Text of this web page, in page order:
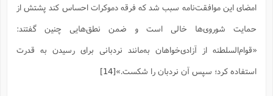
امضای این موافقت‌نامه سبب شد که فرقه دموکرات احساس کند پشتش از
حمایت شوروی‌ها خالی است و ضمن نطق‌هایی چنین گفتند:
«قوام‌السلطنه از آزادی‌خواهان به‌مانند نردبانی برای رسیدن به قدرت
استفاده کرد؛ سپس آن نردبان را شکست.»[14]